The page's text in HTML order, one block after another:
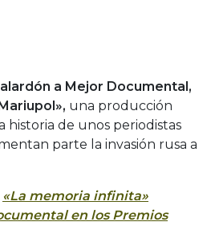
a Mejor Documental,
una producción
historia de unos periodistas
parte la invasión rusa a
«La memoria infinita»
en los Premios